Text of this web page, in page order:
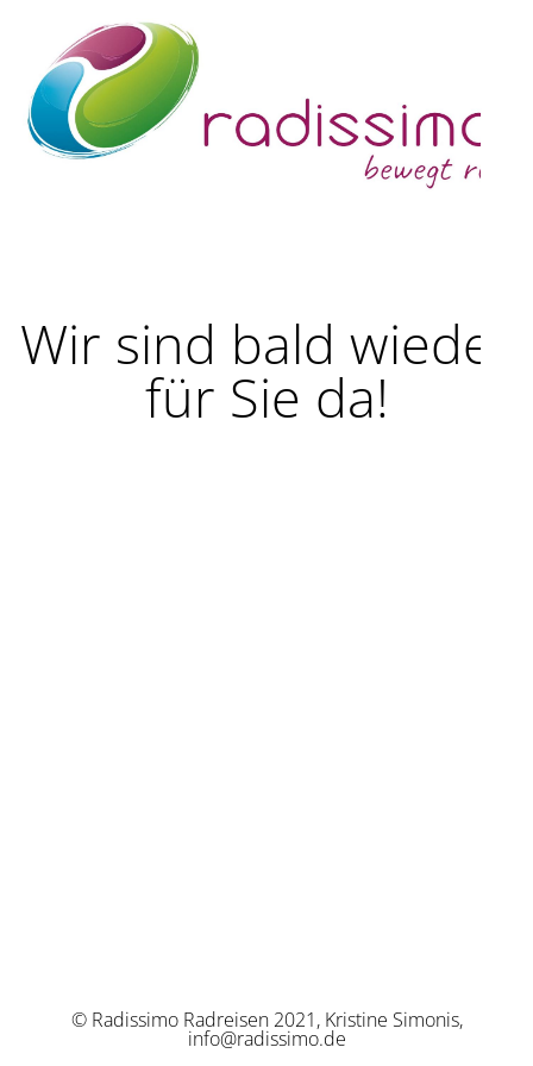
Wir sind bald wieder
für Sie da!
© Radissimo Radreisen 2021, Kristine Simonis,
info@radissimo.de